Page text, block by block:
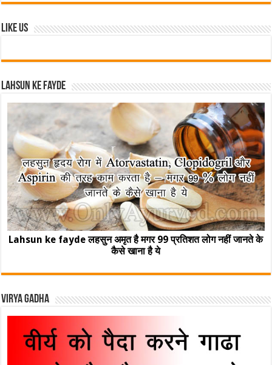
Like Us
Lahsun ke fayde
Lahsun ke fayde लहसुन अमृत है मगर 99 प्रतिशत लोग नहीं जानते के
कैसे खाना है ये
Virya Gadha